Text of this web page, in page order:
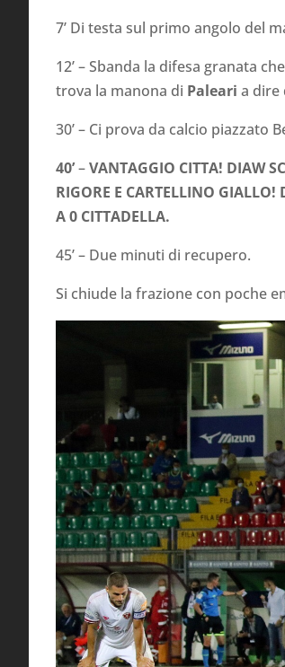
7’ Di testa sul primo angolo del
12’ – Sbanda la difesa granata
trova la manona di Paleari a dire
30’ – Ci prova da calcio piazzato
40’–VANTAGGIO CITTA! DIAW
RIGORE E CARTELLINO GIALLO!
A 0 CITTADELLA.
45’ – Due minuti di recupero.
Si chiude la frazione con poche